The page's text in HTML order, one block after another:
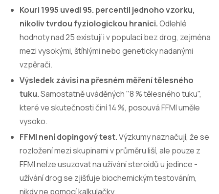
Kouri 1995 uvedl 95. percentil jednoho vzorku,
nikoliv tvrdou fyziologickou hranici.Odlehlé
hodnoty nad 25 existují i v populaci bez drog, zejména
mezi vysokými, štíhlými nebo geneticky nadanými
vzpěrači.
Výsledek závisí na přesném měření tělesného
tuku.Samostatně uváděných "8 % tělesného tuku",
které ve skutečnosti činí 14 %, posouvá FFMI uměle
vysoko.
FFMI není dopingový test.Výzkumy naznačují, že se
rozložení mezi skupinami v průměru liší, ale pouze z
FFMI nelze usuzovat na užívání steroidů u jedince -
užívání drog se zjišťuje biochemickým testováním,
nikdy ne pomocí kalkulačky.